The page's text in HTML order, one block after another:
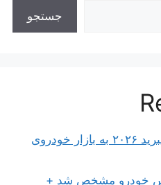
جستجو
ورود تویوتا کرولا کراس هایبرید ۲۰۲۶ به بازار خودروی
خودرو مشخص شد +